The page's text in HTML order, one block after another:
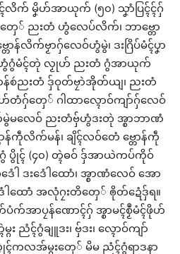
ၚ်လိက် မၞိဟ်အာယုက် (၅၀) သၞာံပြၚ်ၚ်ဂှ်
ေ် ညးတံ ဟွံလေပ်လိက်၊ ဘာဗ္တော
န်လိက်ဗၟာဂှ်လေဝ်ဟွံမွဲ၊ ဒးဂြိပ်မံၚ်ပၞာ
ဂွံမံၚ်တုဲ လၟုဟ် ညးတံ ဂွံအာယုက်
န်စဴညးတံ ဒှ်ဝုတ်ဗၠာဲအိုတ်ယျ၊ ညးတံ
ဂှ်တှေ် ဂါထာလ္ၚောဝ်ကျာ်ဂှ်လေဝ်
မလေဝ် ညးတံဗှ်ဟွံဒးတုဲ အ္စာဘာဏံ
န်ကဵုလိက်မန်၊ ချိၚ်လဝ်တေံ ဗ္တောန်ကဵု
ဂွံ ပွိုၚ် (၄၀) တ္ၚဲဓဝ် ဒှ်အာယဲကပ်ကိုဝ်
ါ ဒးဒေံါထောံ၊ အ္စာဏံလေဝ် အော
ါထောံ အလုံဂၠးတိတှေ် ၜိုတ်ဍေံဒှ်ရ။
ာပၠန်ဏောၚ်ဂှ် အ္စာမၚ်စၟဳမံၚ်ဖိုဟ်
း ညံၚ်ဂွံချူဒး၊ ဗှ်ဒး၊ လ္ၚောဝ်ကျာ်
ကလအ်မ္ဂးတှေ် မိမ ညံၚ်ဂွံရာဒနာ